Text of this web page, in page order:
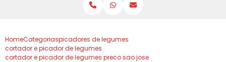
HomeCategoriaspicadores de legumes
cortador e picador de legumes
cortador e picador de legumes preco sao jose